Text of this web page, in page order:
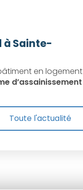
Sainte-
en logement
d’assainissement
Toute l'actualité